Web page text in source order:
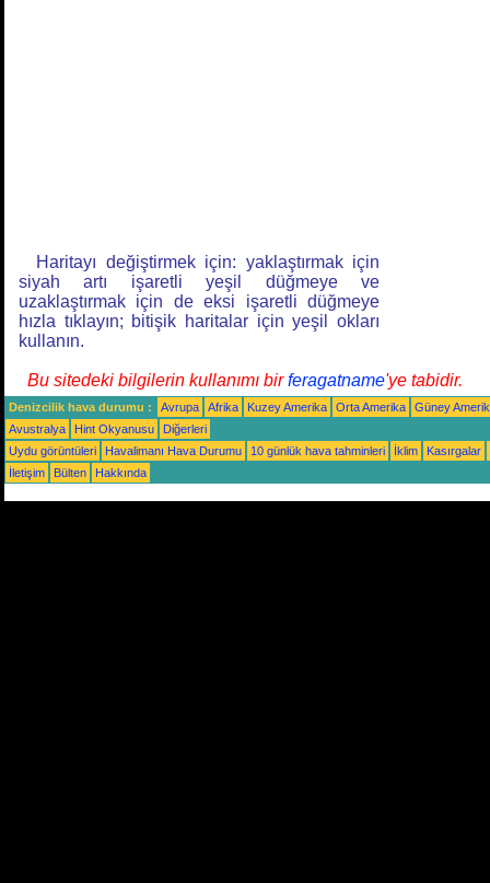
Haritayı değiştirmek için: yaklaştırmak için
siyah artı işaretli yeşil düğmeye ve
uzaklaştırmak için de eksi işaretli düğmeye
hızla tıklayın; bitişik haritalar için yeşil okları
kullanın.
Bu sitedeki bilgilerin kullanımı birferagatname'ye tabidir.
Denizcilik hava durumu : Avrupa Afrika Kuzey Amerika Orta Amerika
Güney
Avustralya
Hint Okyanusu
Diğerleri
Uydu görüntüleri
Havalimanı Hava Durumu 10 günlük hava tahminleri İklim
Kasırgalar
İletişim
Bülten Hakkında